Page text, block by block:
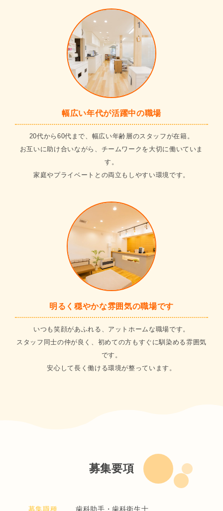
幅広い年代が活躍中の職場
20代から60代まで、幅広い年齢層のスタッフが在籍。
お互いに助け合いながら、チームワークを大切に働いていま
す。
家庭やプライベートとの両立もしやすい環境です。
明るく穏やかな雰囲気の職場です
いつも笑顔があふれる、アットホームな職場です。
スタッフ同士の仲が良く、初めての方もすぐに馴染める雰囲気
です。
安心して長く働ける環境が整っています。
募集要項
募集職種 歯科助手・歯科衛生士